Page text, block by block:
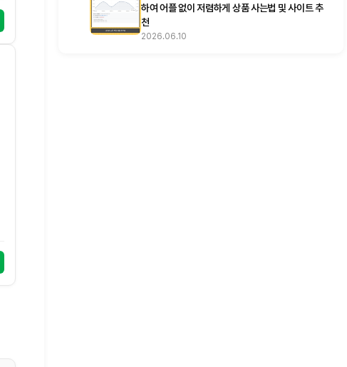
하여 어플 없이 저렴하게 상품 사는법 및 사이트 추
천
2026.06.10